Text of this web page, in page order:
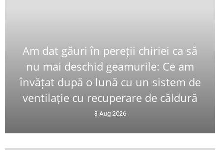
Am dat găuri în pereții chiriei ca să
nu mai deschid geamurile: Ce am
învățat după o lună cu un sistem de
ventilație cu recuperare de căldură
3 Aug 2026